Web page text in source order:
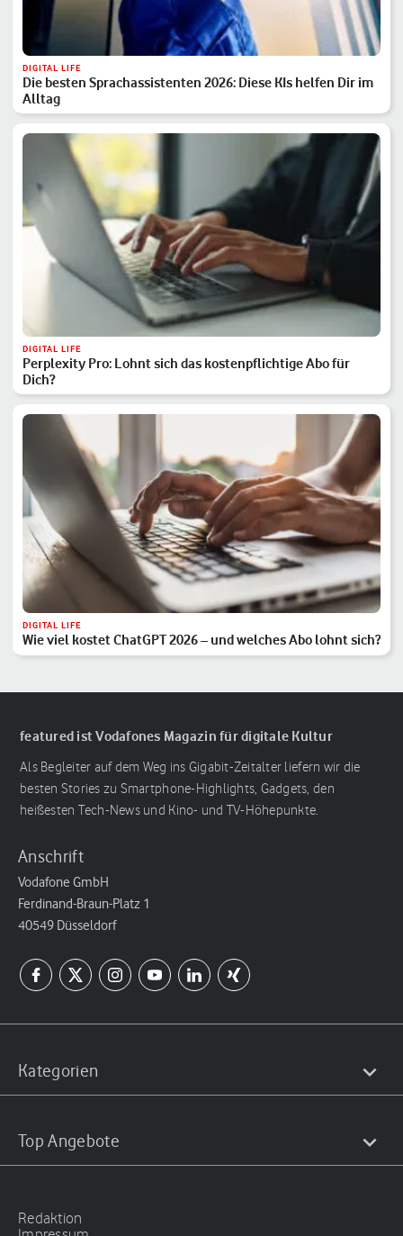
DIGITAL LIFE
Die besten Sprachassistenten 2026: Diese KIs helfen Dir im
Alltag
DIGITAL LIFE
Perplexity Pro: Lohnt sich das kostenpflichtige Abo für
Dich?
DIGITAL LIFE
Wie viel kostet ChatGPT 2026 – und welches Abo lohnt sich?
featured ist Vodafones Magazin für digitale Kultur
Als Begleiter auf dem Weg ins Gigabit-Zeitalter liefern wir die
besten Stories zu Smartphone-Highlights, Gadgets, den
heißesten Tech-News und Kino- und TV-Höhepunkte.
Anschrift
Vodafone GmbH
Ferdinand-Braun-Platz 1
40549 Düsseldorf
Kategorien
Top Angebote
Redaktion